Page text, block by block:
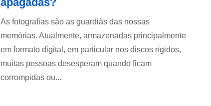
As fotografias são as guardiãs das nossas
memórias. Atualmente, armazenadas principalmente
em formato digital, em particular nos discos rígidos,
muitas pessoas desesperam quando ficam
corrompidas ou...